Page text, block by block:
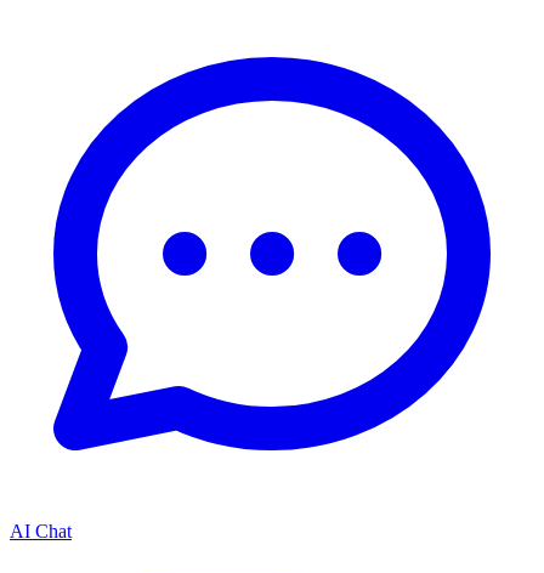
AI Chat